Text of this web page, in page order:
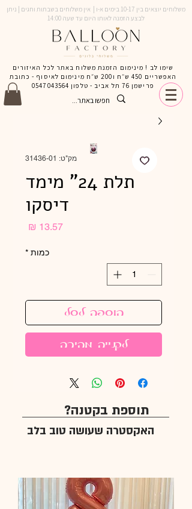
משלוחים יוצאים בין 10-17 בימים א-ו | אין משלוחים בשבתות וחגים | ניתן
לבצע הזמנה לאותו היום עד שעה 14:00
שימו לב ! מינימום הזמנת משלוח באתר לכל האיזורים
האפשריים 450 ש״ח ו200 ש״ח מינימום לאיסוף - כתובת
פרישמן 76 תל אביב - טלפון
0547043564
מק"ט: 31436-01
תלת 24" מימד
דיסקו
כמות *
הוספה לסל
לקנייה מהירה
תוספת בקטנה?
האקסטרה שעושה טוב בלב